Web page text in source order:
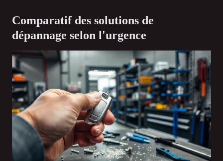
Comparatif des solutions de
dépannage selon l'urgence